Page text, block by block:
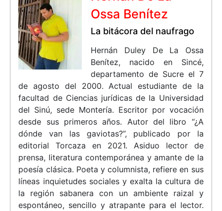
Ossa Benítez
La bitácora del naufrago
Hernán Duley De La Ossa
Benítez, nacido en Sincé,
departamento de Sucre el 7
de agosto del 2000. Actual estudiante de la
facultad de Ciencias jurídicas de la Universidad
del Sinú, sede Montería. Escritor por vocación
desde sus primeros años. Autor del libro “¿A
dónde van las gaviotas?”, publicado por la
editorial Torcaza en 2021. Asiduo lector de
prensa, literatura contemporánea y amante de la
poesía clásica. Poeta y columnista, refiere en sus
líneas inquietudes sociales y exalta la cultura de
la región sabanera con un ambiente raizal y
espontáneo, sencillo y atrapante para el lector.